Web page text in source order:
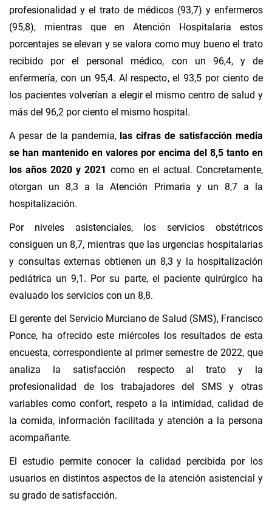
profesionalidad y el trato de médicos (93,7) y enfermeros
(95,8), mientras que en Atención Hospitalaria estos
porcentajes se elevan y se valora como muy bueno el trato
recibido por el personal médico, con un 96,4, y de
enfermería, con un 95,4. Al respecto, el 93,5 por ciento de
los pacientes volverían a elegir el mismo centro de salud y
más del 96,2 por ciento el mismo hospital.
A pesar de la pandemia, las cifras de satisfacción media
se han mantenido en valores por encima del 8,5 tanto en
los años 2020 y 2021 como en el actual. Concretamente,
otorgan un 8,3 a la Atención Primaria y un 8,7 a la
hospitalización.
Por niveles asistenciales, los servicios obstétricos
consiguen un 8,7, mientras que las urgencias hospitalarias
y consultas externas obtienen un 8,3 y la hospitalización
pediátrica un 9,1. Por su parte, el paciente quirúrgico ha
evaluado los servicios con un 8,8.
El gerente del Servicio Murciano de Salud (SMS), Francisco
Ponce, ha ofrecido este miércoles los resultados de esta
encuesta, correspondiente al primer semestre de 2022, que
analiza la satisfacción respecto al trato y la
profesionalidad de los trabajadores del SMS y otras
variables como confort, respeto a la intimidad, calidad de
la comida, información facilitada y atención a la persona
acompañante.
El estudio permite conocer la calidad percibida por los
usuarios en distintos aspectos de la atención asistencial y
su grado de satisfacción.